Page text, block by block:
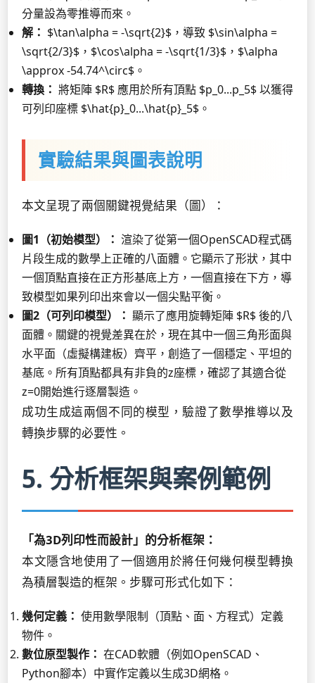
分量設為零推導而來。
解： $\tan\alpha = -\sqrt{2}$，導致 $\sin\alpha =
\sqrt{2/3}$，$\cos\alpha = -\sqrt{1/3}$，$\alpha
\approx -54.74^\circ$。
轉換： 將矩陣 $R$ 應用於所有頂點 $p_0...p_5$ 以獲得
可列印座標 $\hat{p}_0...\hat{p}_5$。
實驗結果與圖表說明
本文呈現了兩個關鍵視覺結果（圖）：
圖1（初始模型）： 渲染了從第一個OpenSCAD程式碼
片段生成的數學上正確的八面體。它顯示了形狀，其中
一個頂點直接在正方形基底上方，一個直接在下方，導
致模型如果列印出來會以一個尖點平衡。
圖2（可列印模型）： 顯示了應用旋轉矩陣 $R$ 後的八
面體。關鍵的視覺差異在於，現在其中一個三角形面與
水平面（虛擬構建板）齊平，創造了一個穩定、平坦的
基底。所有頂點都具有非負的z座標，確認了其適合從
z=0開始進行逐層製造。
成功生成這兩個不同的模型，驗證了數學推導以及
轉換步驟的必要性。
5. 分析框架與案例範例
「為3D列印性而設計」的分析框架：
本文隱含地使用了一個適用於將任何幾何模型轉換
為積層製造的框架。步驟可形式化如下：
幾何定義： 使用數學限制（頂點、面、方程式）定義
物件。
數位原型製作： 在CAD軟體（例如OpenSCAD、
Python腳本）中實作定義以生成3D網格。